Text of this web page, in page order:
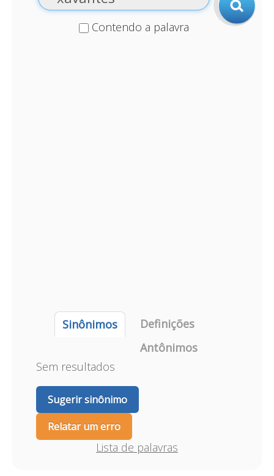
Contendo a palavra
Sinônimos
Definições
Antônimos
Sem resultados
Sugerir sinônimo
Relatar um erro
Lista de palavras